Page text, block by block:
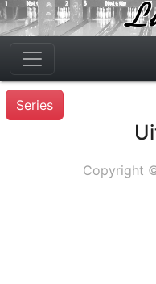
Series
Copyright